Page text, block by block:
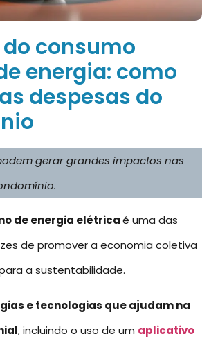
consumo
energia: como
despesas do
gerar grandes impactos nas
de energia elétricaé uma das
de promover a economia coletiva
a sustentabilidade.
e tecnologias que ajudam na
, incluindo o uso de um aplicativo